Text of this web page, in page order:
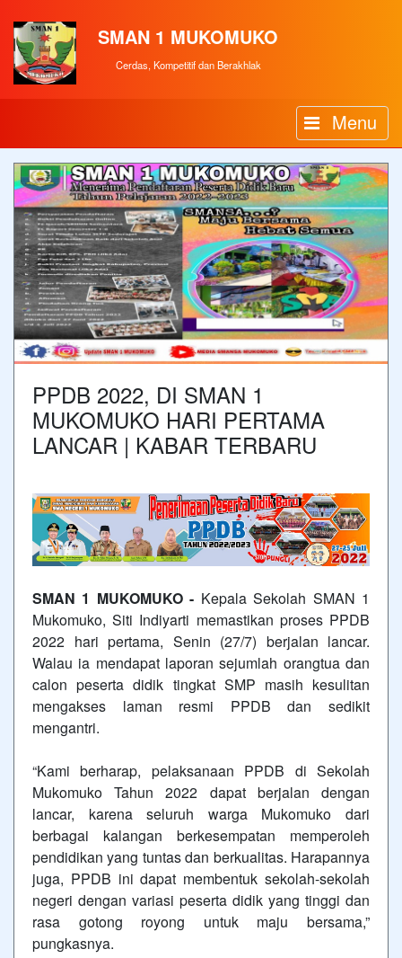
SMAN 1 MUKOMUKO
Cerdas, Kompetitif dan Berakhlak
Menu
PPDB 2022, DI SMAN 1
MUKOMUKO HARI PERTAMA
LANCAR | KABAR TERBARU
SMAN 1 MUKOMUKO - Kepala Sekolah SMAN 1
Mukomuko, Siti Indiyarti memastikan proses PPDB
2022 hari pertama, Senin (27/7) berjalan lancar.
Walau ia mendapat laporan sejumlah orangtua dan
calon peserta didik tingkat SMP masih kesulitan
mengakses laman resmi PPDB dan sedikit
mengantri.
“Kami berharap, pelaksanaan PPDB di Sekolah
Mukomuko Tahun 2022 dapat berjalan dengan
lancar, karena seluruh warga Mukomuko dari
berbagai kalangan berkesempatan memperoleh
pendidikan yang tuntas dan berkualitas. Harapannya
juga, PPDB ini dapat membentuk sekolah-sekolah
negeri dengan variasi peserta didik yang tinggi dan
rasa gotong royong untuk maju bersama,”
pungkasnya.